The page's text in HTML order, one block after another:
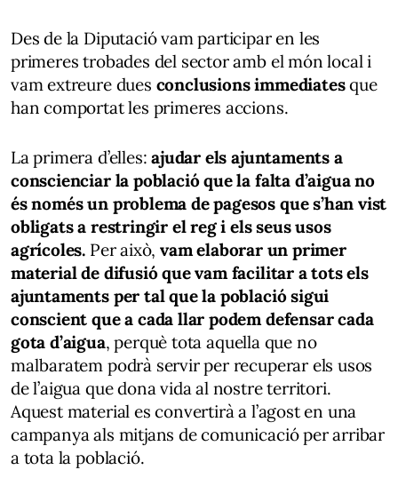
Des de la Diputació vam participar en les
primeres trobades del sector amb el món local i
vam extreure dues conclusions immediatesque
han comportat les primeres accions.
La primera d’elles:ajudar els ajuntaments a
conscienciar la població que la falta d’aigua no
és només un problema de pagesos que s’han vist
obligats a restringir el reg i els seus usos
agrícoles. Per això, vam elaborar un primer
material de difusió que vam facilitar a tots els
ajuntaments per tal que la població sigui
conscient que a cada llar podem defensar cada
gota d’aigua, perquè tota aquella que no
malbaratem podrà servir per recuperar els usos
de l’aigua que dona vida al nostre territori.
Aquest material es convertirà a l’agost en una
campanya als mitjans de comunicació per arribar
a tota la població.